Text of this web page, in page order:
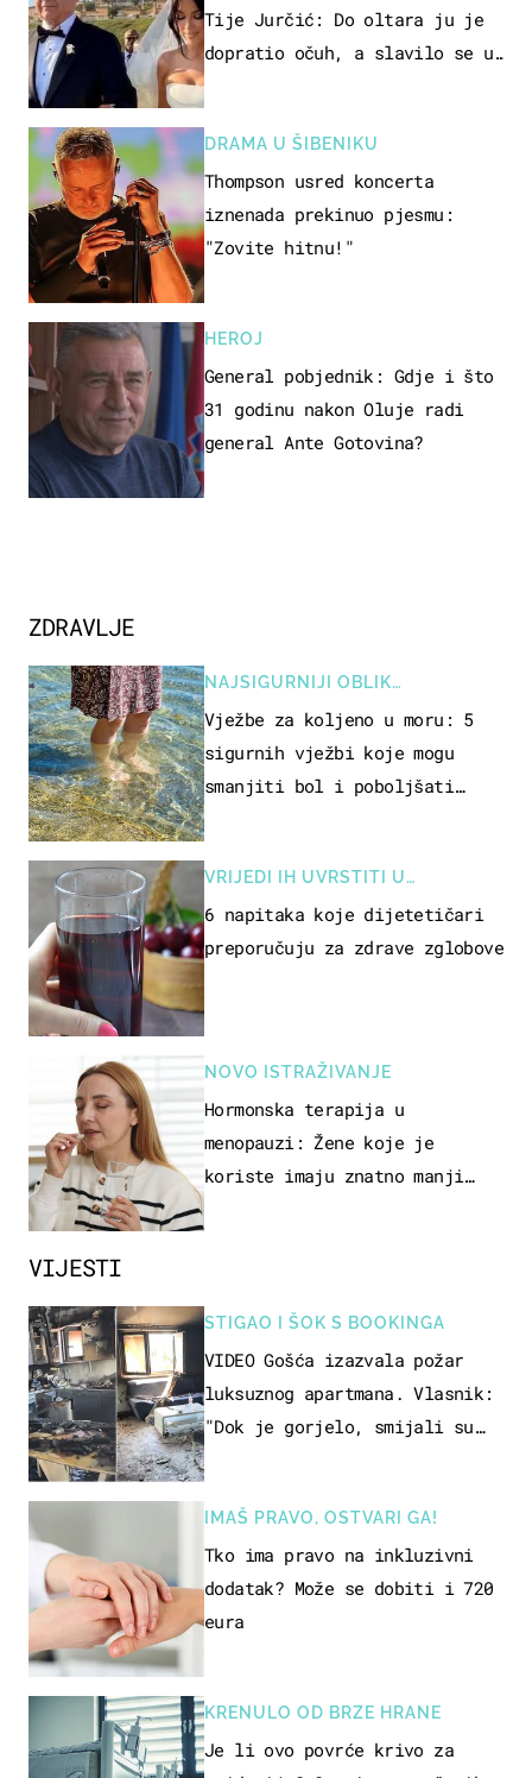
VIJESTI
STIGAO I ŠOK S BOOKINGA
VIDEO Gošća izazvala požar
luksuznog apartmana. Vlasnik:
"Dok je gorjelo, smijali su
IMAŠ PRAVO, OSTVARI GA!
Tko ima pravo na inkluzivni
dodatak? Može se dobiti i 720
eura
KRENULO OD BRZE HRANE
Je li ovo povrće krivo za
Tije Jurčić: Do oltara ju je
dopratio očuh, a slavilo se uz
DRAMA U ŠIBENIKU
Thompson usred koncerta
iznenada prekinuo pjesmu:
"Zovite hitnu!"
HEROJ
General pobjednik: Gdje i što
31 godinu nakon Oluje radi
general Ante Gotovina?
ZDRAVLJE
NAJSIGURNIJI OBLIK
REKREACIJE
Vježbe za koljeno u moru: 5
sigurnih vježbi koje mogu
smanjiti bol i poboljšati
VRIJEDI IH UVRSTITI U
PREHRANU
6 napitaka koje dijetetičari
preporučuju za zdrave zglobove
NOVO ISTRAŽIVANJE
Hormonska terapija u
menopauzi: Žene koje je
koriste imaju znatno manji